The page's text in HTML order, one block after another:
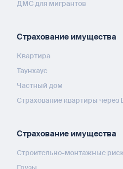
ДМС для мигрантов
Страхование имущества
Квартира
Таунхаус
Частный дом
Страхование квартиры через
Страхование имущества
Строительно-монтажные